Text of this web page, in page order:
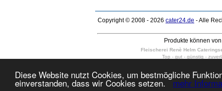
Diese Website nutzt Cookies, um bestmögliche
einverstanden, dass wir Cookies setzen.mehr
Copyright © 2008 - 2026 cater24.de - Alle
Produkte können
Fleischerei Renè Helm
Top - gut - günstig -
10 - 400 Personen in Dresden
täglich auch am Sonntag und